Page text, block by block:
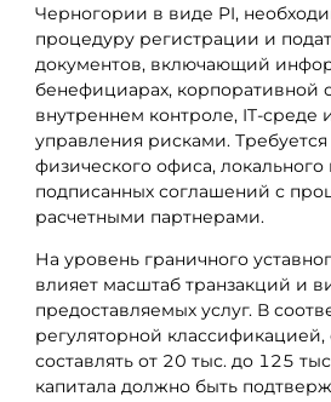
Черногории в виде PI,
процедуру регистрации и
документов, включающий
бенефициарах, корпоративной
внутреннем контроле, IT-среде
управления рисками.
физического офиса, локального
подписанных соглашений с
расчетными партнерами.
На уровень граничного
влияет масштаб транзакций и
предоставляемых услуг. В
регуляторной
составлять от 20 тыс. до 125
капитала должно быть